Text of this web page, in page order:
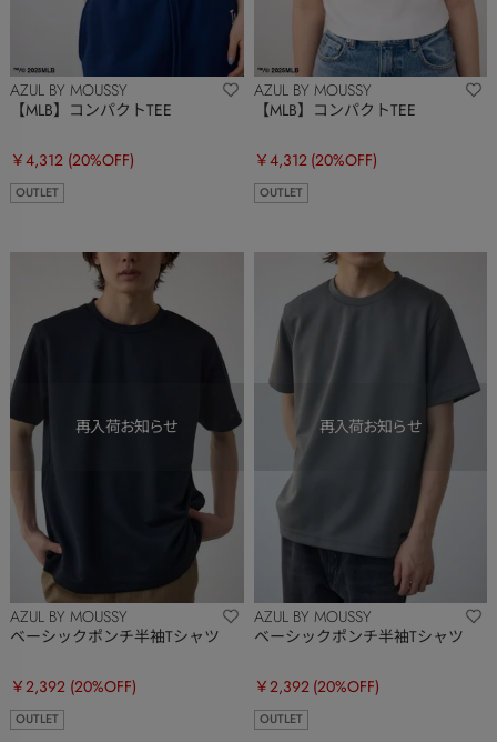
AZUL BY MOUSSY
【MLB】コンパクトTEE
￥4,312 (20%OFF)
OUTLET
AZUL BY MOUSSY
【MLB】コンパクトTEE
￥4,312 (20%OFF)
OUTLET
AZUL BY MOUSSY
ベーシックポンチ半袖Tシャツ
￥2,392 (20%OFF)
OUTLET
AZUL BY MOUSSY
ベーシックポンチ半袖Tシャツ
￥2,392 (20%OFF)
OUTLET